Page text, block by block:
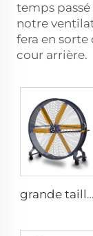
temps
notre
fera en
cour arrière.
grande taille 2m PMSM ventilateurs de sol mobiles pour zone sportive